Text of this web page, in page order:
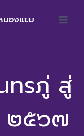
นองแขม
ทรภู่ สู่
๒๕๖๗